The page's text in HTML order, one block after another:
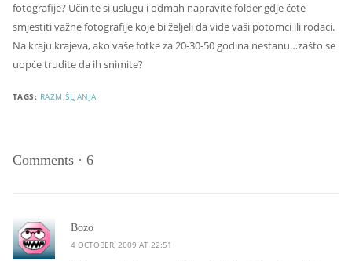
fotografije? Učinite si uslugu i odmah napravite folder gdje ćete
smjestiti važne fotografije koje bi željeli da vide vaši potomci ili rođaci.
Na kraju krajeva, ako vaše fotke za 20-30-50 godina nestanu…zašto se
uopće trudite da ih snimite?
TAGS: RAZMIŠLJANJA
Comments · 6
Bozosays:
4 OCTOBER, 2009 AT 22:51